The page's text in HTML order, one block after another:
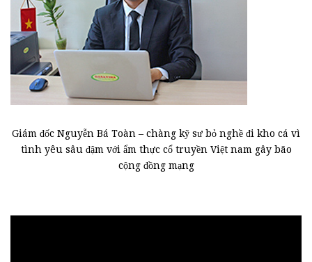
Giám đốc Nguyễn Bá Toàn – chàng kỹ sư bỏ nghề đi kho cá vì
tình yêu sâu đậm với ẩm thực cổ truyền Việt nam gây bão
cộng đồng mạng